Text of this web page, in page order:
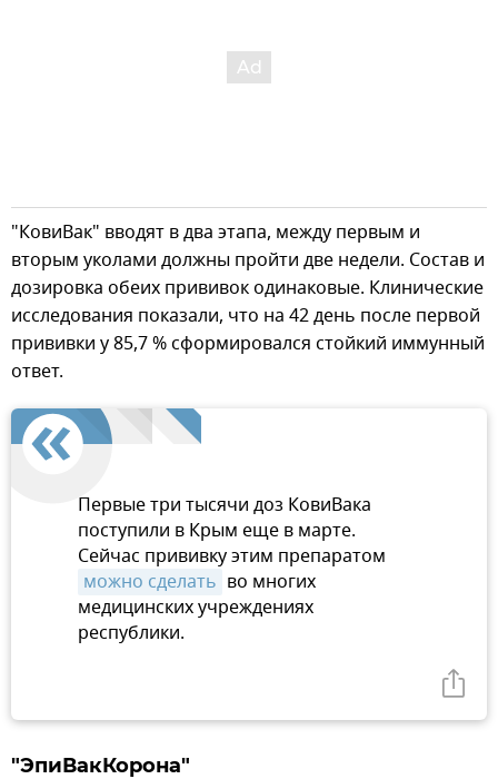
"КовиВак" вводят в два этапа, между первым и
вторым уколами должны пройти две недели. Состав и
дозировка обеих прививок одинаковые. Клинические
исследования показали, что на 42 день после первой
прививки у 85,7 % сформировался стойкий иммунный
ответ.
Первые три тысячи доз КовиВака
поступили в Крым еще в марте.
Сейчас прививку этим препаратом
можно сделать во многих
медицинских учреждениях
республики.
"ЭпиВакКорона"